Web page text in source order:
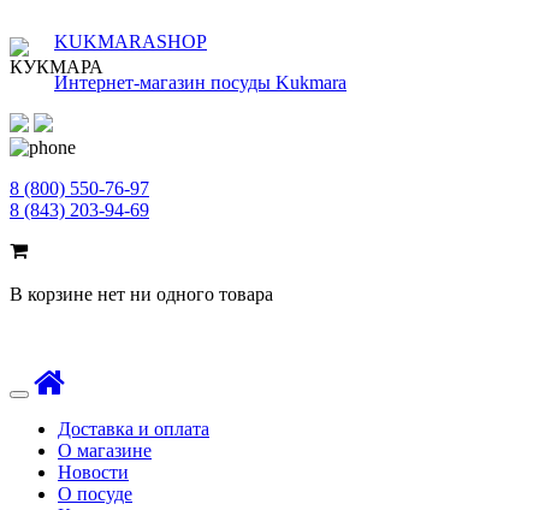
KUKMARASHOP
Интернет-магазин посуды Kukmara
8 (800) 550-76-97
8 (843) 203-94-69
В корзине нет ни одного товара
Toggle
navigationДоставка и оплата
О магазине
Новости
О посуде